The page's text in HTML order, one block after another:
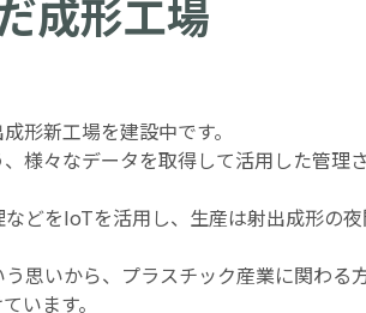
成形工場
形新工場を建設中です。
様々なデータを取得して活用した管理
どをIoTを活用し、生産は射出成形の
思いから、プラスチック産業に関わる
います。